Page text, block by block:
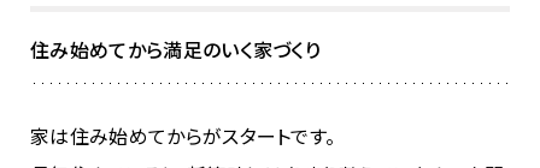
住み始めてから満足のいく家づくり
家は住み始めてからがスタートです。